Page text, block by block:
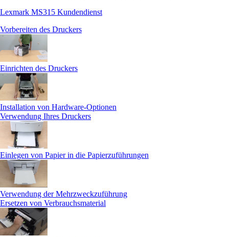
Lexmark MS315 Kundendienst
Vorbereiten des Druckers
Einrichten des Druckers
Installation von Hardware-Optionen
Verwendung Ihres Druckers
Einlegen von Papier in die Papierzuführungen
Verwendung der Mehrzweckzuführung
Ersetzen von Verbrauchsmaterial